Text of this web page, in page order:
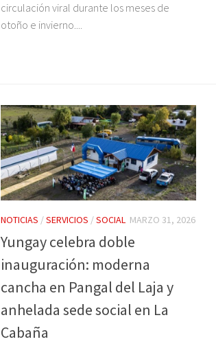
circulación viral durante los meses de
otoño e invierno....
NOTICIAS /SERVICIOS /SOCIAL MARZO 31, 2026
Yungay celebra doble
inauguración: moderna
cancha en Pangal del Laja y
anhelada sede social en La
Cabaña